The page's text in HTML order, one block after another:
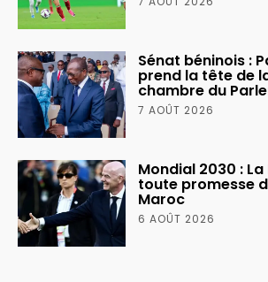
Sénat béninois :
prend la tête de
chambre du
7 AOÛT 2026
Mondial 2030 : La
toute promesse
Maroc
6 AOÛT 2026